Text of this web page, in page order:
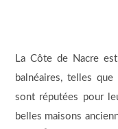
La Côte de Nacre
balnéaires, telles que
sont réputées pour
belles maisons